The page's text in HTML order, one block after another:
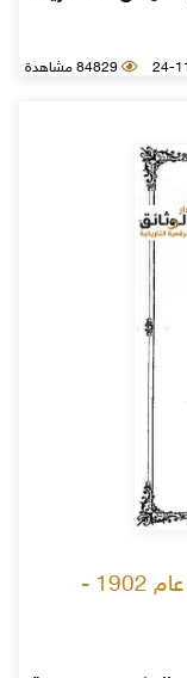
84829 مشاهدة
مجلة الضياء - مصر - السنة الخامسة عام 1902 -